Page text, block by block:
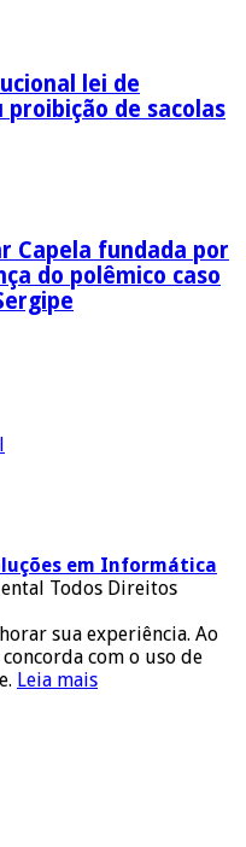
lei de
de sacolas
Capela fundada por
do polêmico caso
em Informática
Todos Direitos
sua experiência. Ao
com o uso de
Leia mais